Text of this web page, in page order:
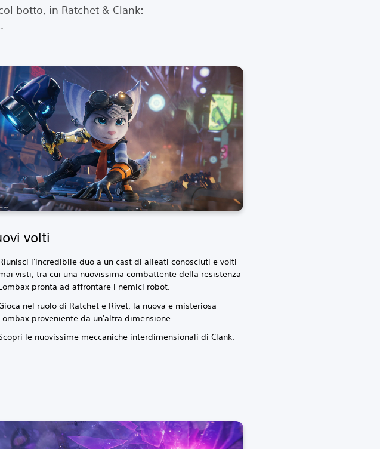
botto, in Ratchet & Clank:
volti
l'incredibile duo a un cast di alleati conosciuti e volti
visti, tra cui una nuovissima combattente della resistenza
pronta ad affrontare i nemici robot.
nel ruolo di Ratchet e Rivet, la nuova e misteriosa
proveniente da un'altra dimensione.
le nuovissime meccaniche interdimensionali di Clank.